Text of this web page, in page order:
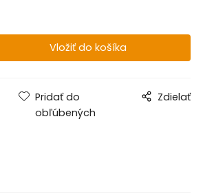
Pridať do
obľúbených
Zdielať